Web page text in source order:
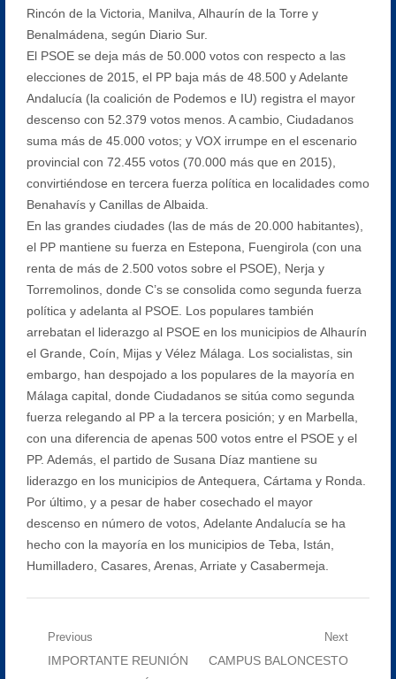
Rincón de la Victoria, Manilva, Alhaurín de la Torre y
Benalmádena, según Diario Sur.
El PSOE se deja más de 50.000 votos con respecto a las
elecciones de 2015, el PP baja más de 48.500 y Adelante
Andalucía (la coalición de Podemos e IU) registra el mayor
descenso con 52.379 votos menos. A cambio, Ciudadanos
suma más de 45.000 votos; y VOX irrumpe en el escenario
provincial con 72.455 votos (70.000 más que en 2015),
convirtiéndose en tercera fuerza política en localidades como
Benahavís y Canillas de Albaida.
En las grandes ciudades (las de más de 20.000 habitantes),
el PP mantiene su fuerza en Estepona, Fuengirola (con una
renta de más de 2.500 votos sobre el PSOE), Nerja y
Torremolinos, donde C’s se consolida como segunda fuerza
política y adelanta al PSOE. Los populares también
arrebatan el liderazgo al PSOE en los municipios de Alhaurín
el Grande, Coín, Mijas y Vélez Málaga. Los socialistas, sin
embargo, han despojado a los populares de la mayoría en
Málaga capital, donde Ciudadanos se sitúa como segunda
fuerza relegando al PP a la tercera posición; y en Marbella,
con una diferencia de apenas 500 votos entre el PSOE y el
PP. Además, el partido de Susana Díaz mantiene su
liderazgo en los municipios de Antequera, Cártama y Ronda.
Por último, y a pesar de haber cosechado el mayor
descenso en número de votos, Adelante Andalucía se ha
hecho con la mayoría en los municipios de Teba, Istán,
Humilladero, Casares, Arenas, Arriate y Casabermeja.
Navegación
Previous
Previous
IMPORTANTE REUNIÓN
Next
Next
CAMPUS BALONCESTO